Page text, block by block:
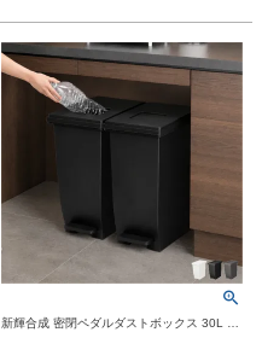
新輝合成 密閉ペダルダストボックス 30L 3